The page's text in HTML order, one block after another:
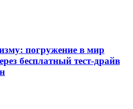
погружение в мир
бесплатный тест-драйв